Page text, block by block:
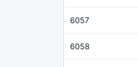
6057
6058